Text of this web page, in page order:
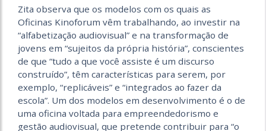
Zita observa que os modelos com os quais as
Oficinas Kinoforum vêm trabalhando, ao investir na
“alfabetização audiovisual” e na transformação de
jovens em “sujeitos da própria história”, conscientes
de que “tudo a que você assiste é um discurso
construído”, têm características para serem, por
exemplo, “replicáveis” e “integrados ao fazer da
escola”. Um dos modelos em desenvolvimento é o de
uma oficina voltada para empreendedorismo e
gestão audiovisual, que pretende contribuir para “o